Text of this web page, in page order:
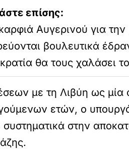
επίσης:
Αυγερινού για την
βουλευτικά
θα τους χαλάσει
με τη Λιβύη ως μία
ετών, ο
συστηματικά στην